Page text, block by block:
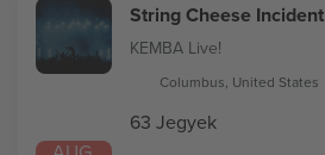
String Cheese Incident
KEMBA Live!
Columbus, United States
63 Jegyek